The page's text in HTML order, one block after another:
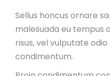
Sellus honcus ornare
malesuada eu tempus
risus, vel vulputate
condimentum.